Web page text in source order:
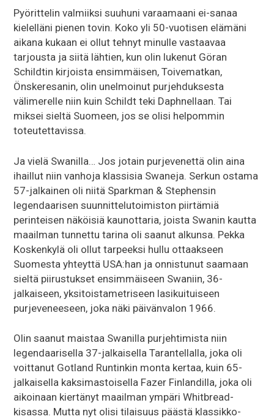
Pyörittelin valmiiksi suuhuni varaamaani ei-sanaa
kielelläni pienen tovin. Koko yli 50-vuotisen elämäni
aikana kukaan ei ollut tehnyt minulle vastaavaa
tarjousta ja siitä lähtien, kun olin lukenut Göran
Schildtin kirjoista ensimmäisen, Toivematkan,
Önskeresanin, olin unelmoinut purjehduksesta
välimerelle niin kuin Schildt teki Daphnellaan. Tai
miksei sieltä Suomeen, jos se olisi helpommin
toteutettavissa.
Ja vielä Swanilla… Jos jotain purjevenettä olin aina
ihaillut niin vanhoja klassisia Swaneja. Serkun ostama
57-jalkainen oli niitä Sparkman & Stephensin
legendaarisen suunnittelutoimiston piirtämiä
perinteisen näköisiä kaunottaria, joista Swanin kautta
maailman tunnettu tarina oli saanut alkunsa. Pekka
Koskenkylä oli ollut tarpeeksi hullu ottaakseen
Suomesta yhteyttä USA:han ja onnistunut saamaan
sieltä piirustukset ensimmäiseen Swaniin, 36-
jalkaiseen, yksitoistametriseen lasikuituiseen
purjeveneeseen, joka näki päivänvalon 1966.
Olin saanut maistaa Swanilla purjehtimista niin
legendaarisella 37-jalkaisella Tarantellalla, joka oli
voittanut Gotland Runtinkin monta kertaa, kuin 65-
jalkaisella kaksimastoisella Fazer Finlandilla, joka oli
aikoinaan kiertänyt maailman ympäri Whitbread-
kisassa. Mutta nyt olisi tilaisuus päästä klassikko-